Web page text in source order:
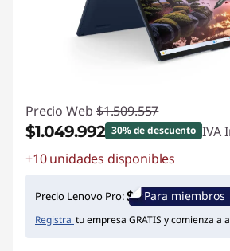
Precio Web $1.509.557
$1.049.992 30% de descuento IVA
Ahorros instantáneos :
+10 unidades disponibles
Precio Lenovo Pro: Para miembros
Registra tu empresa GRATIS y comienza a